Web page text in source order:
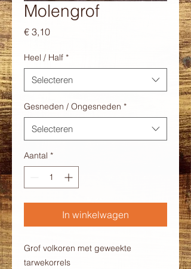
Molengrof
€ 3,10Prijs
Heel / Half *
Selecteren
Gesneden / Ongesneden *
Selecteren
Aantal *
In winkelwagen
Grof volkoren met geweekte
tarwekorrels